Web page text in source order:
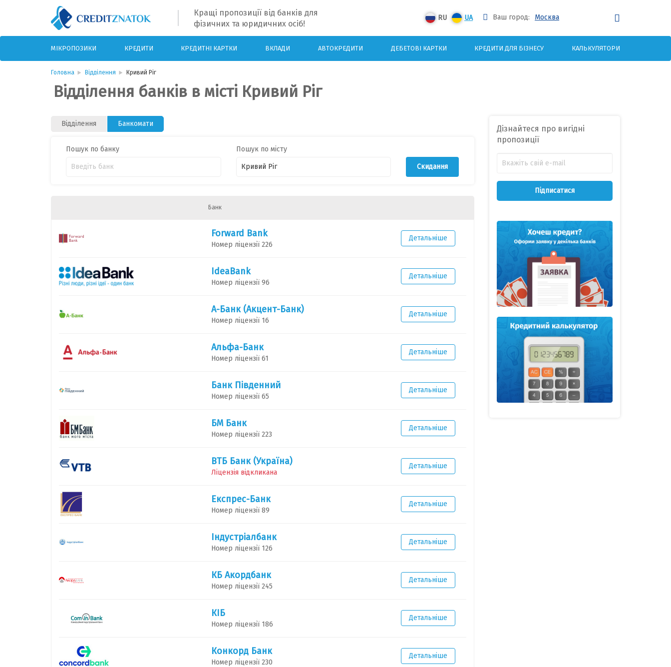
Кращі пропозиції від банків для
фізичних та юридичних осіб!
RU UA Ваш город: Москва
МІКРОПОЗИКИ КРЕДИТИ КРЕДИТНІ КАРТКИ ВКЛАДИ АВТОКРЕДИТИ ДЕБЕТОВІ КАРТКИ КРЕДИТИ ДЛЯ БІЗНЕСУ КАЛЬКУЛЯТОРИ
Головна Відділення Кривий Ріг
Відділення банків в місті Кривий Ріг
Відділення Банкомати
Пошук по банку Пошук по місту
Скидання
Банк
Forward Bank
Номер ліцензії 226
Детальніше
IdeaBank
Номер ліцензії 96
Детальніше
А-Банк (Акцент-Банк)
Номер ліцензії 16
Детальніше
Альфа-Банк
Номер ліцензії 61
Детальніше
Банк Південний
Номер ліцензії 65
Детальніше
БМ Банк
Номер ліцензії 223
Детальніше
ВТБ Банк (Україна)
Ліцензія відкликана
Детальніше
Експрес-Банк
Номер ліцензії 89
Детальніше
Індустріалбанк
Номер ліцензії 126
Детальніше
КБ Акордбанк
Номер ліцензії 245
Детальніше
КІБ
Номер ліцензії 186
Детальніше
Конкорд Банк
Номер ліцензії 230
Детальніше
Дізнайтеся про вигідні
пропозиції
Підписатися